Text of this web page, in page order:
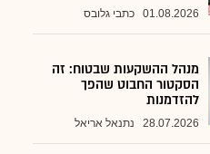
01.08.2026 כתבי גלובס
מנהל ההשקעות שבטוח: זה
הסקטור החבוט שהפך
להזדמנות
28.07.2026 נתנאל אריאל